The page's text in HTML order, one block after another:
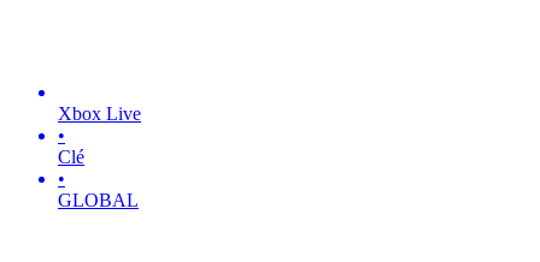
Xbox Live
•
Clé
•
GLOBAL